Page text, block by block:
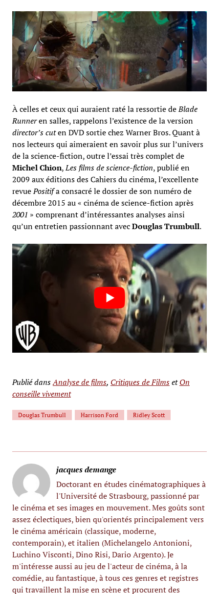
À celles et ceux qui auraient raté la ressortie deBlade
Runneren salles, rappelons l’existence de la version
director’s cuten DVD sortie chez Warner Bros. Quant à
nos lecteurs qui aimeraient en savoir plus sur l’univers
de la science-fiction, outre l’essai très complet de
Michel Chion,Les films de science-fiction, publié en
2009 aux éditions des Cahiers du cinéma, l’excellente
revuePositifa consacré le dossier de son numéro de
décembre 2015 au « cinéma de science-fiction après
2001 » comprenant d’intéressantes analyses ainsi
qu’un entretien passionnant avecDouglas Trumbull.
Publié dansAnalyse de films, Critiques de FilmsetOn
conseille vivement
Douglas Trumbull Harrison Ford Ridley Scott
jacques demange
Doctorant en études cinématographiques à
l'Université de Strasbourg, passionné par
le cinéma et ses images en mouvement. Mes goûts sont
assez éclectiques, bien qu'orientés principalement vers
le cinéma américain (classique, moderne,
contemporain), et italien (Michelangelo Antonioni,
Luchino Visconti, Dino Risi, Dario Argento). Je
m'intéresse aussi au jeu de l'acteur de cinéma, à la
comédie, au fantastique, à tous ces genres et registres
qui travaillent la mise en scène et procurent des